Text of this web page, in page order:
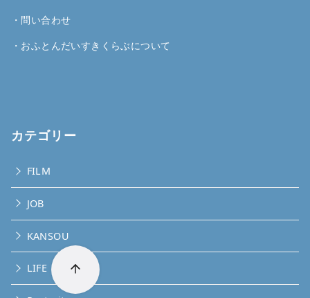
・ 問い合わせ
・ おふとんだいすきくらぶについて
カテゴリー
FILM
JOB
KANSOU
LIFE